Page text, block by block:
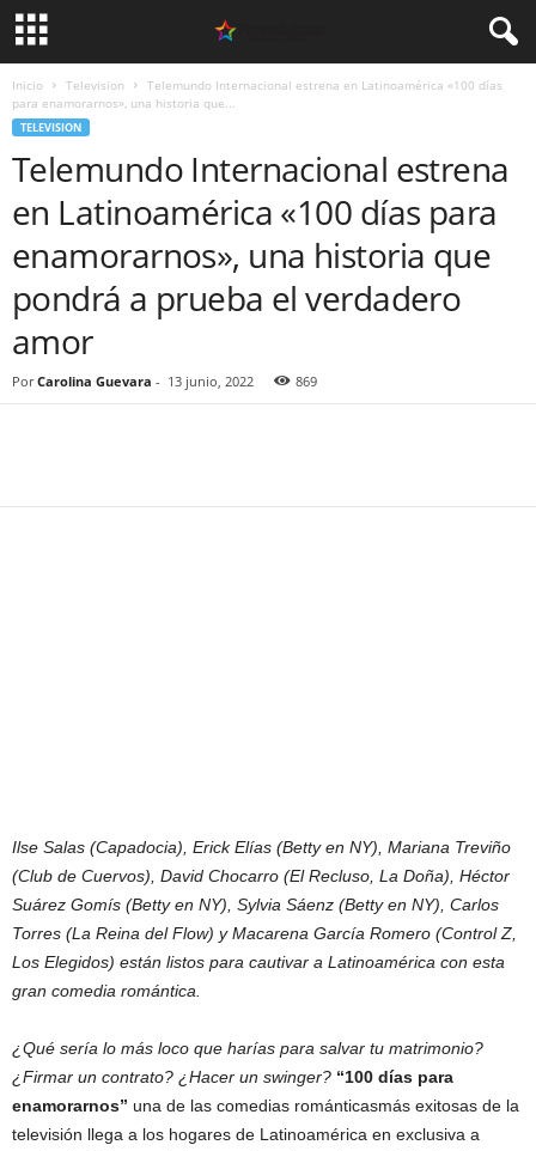
Inicio Television
Telemundo Internacional estrena en Latinoamérica «100 días
para enamorarnos», una historia que...
TELEVISION
Telemundo Internacional estrena
en Latinoamérica «100 días para
enamorarnos», una historia que
pondrá a prueba el verdadero
amor
Por Carolina Guevara - 13 junio, 2022 869
Ilse Salas (Capadocia), Erick Elías (Betty en NY), Mariana Treviño
(Club de Cuervos), David Chocarro (El Recluso, La Doña), Héctor
Suárez Gomís (Betty en NY), Sylvia Sáenz (Betty en NY), Carlos
Torres (La Reina del Flow) y Macarena García Romero (Control Z,
Los Elegidos) están listos para cautivar a Latinoamérica con esta
gran comedia romántica.
¿Qué sería lo más loco que harías para salvar tu matrimonio?
¿Firmar un contrato? ¿Hacer un swinger? “100 días para
enamorarnos” una de las comedias románticasmás exitosas de la
televisión llega a los hogares de Latinoamérica en exclusiva a